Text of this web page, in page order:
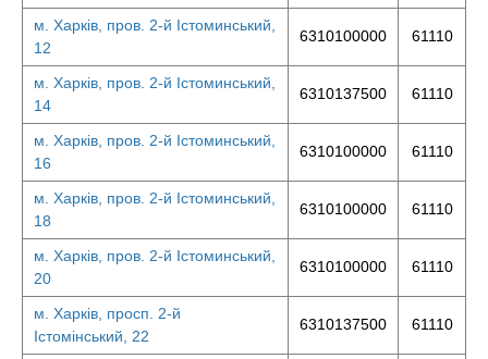
м. Харків, пров. 2-й Істоминський,
12
6310100000 61110
м. Харків, пров. 2-й Істоминський,
14
6310137500 61110
м. Харків, пров. 2-й Істоминський,
16
6310100000 61110
м. Харків, пров. 2-й Істоминський,
18
6310100000 61110
м. Харків, пров. 2-й Істоминський,
20
6310100000 61110
м. Харків, просп. 2-й
Істомінський, 22
6310137500 61110